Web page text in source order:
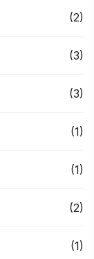
(2)
(3)
(3)
(1)
(1)
(2)
(1)